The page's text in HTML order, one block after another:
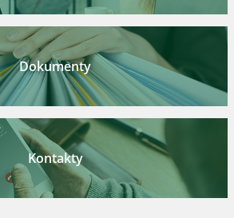
Dokumenty
Kontakty